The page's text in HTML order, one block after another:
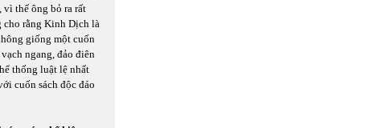
thế ông bỏ ra rất
cho rằng Kinh Dịch là
giống một cuốn
ngang, đảo điên
thống luật lệ nhất
cuốn sách độc đáo